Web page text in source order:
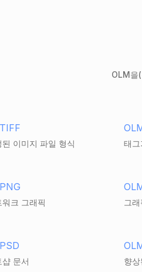
OLM을
이미지 파일 형식 태그
크 그래픽 그
문서 향